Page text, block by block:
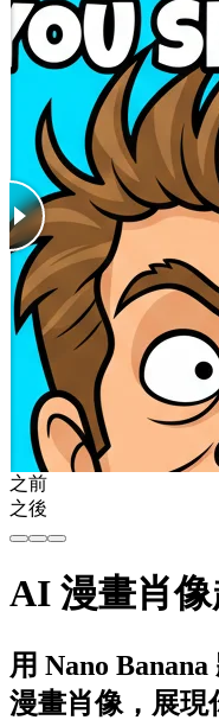
之前
之後
AI 漫畫肖
用 Nano
漫畫肖像，展現